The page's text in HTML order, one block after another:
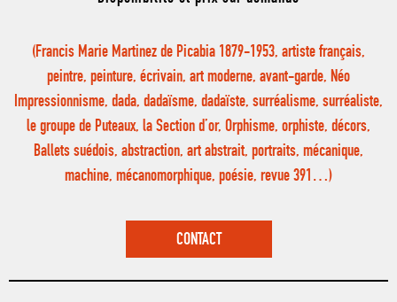
(Francis Marie Martinez de Picabia 1879-1953, artiste français,
peintre, peinture, écrivain, art moderne, avant-garde, Néo
Impressionnisme, dada, dadaïsme, dadaïste, surréalisme, surréaliste,
le groupe de Puteaux, la Section d’or, Orphisme, orphiste, décors,
Ballets suédois, abstraction, art abstrait, portraits, mécanique,
machine, mécanomorphique, poésie, revue 391…)
CONTACT